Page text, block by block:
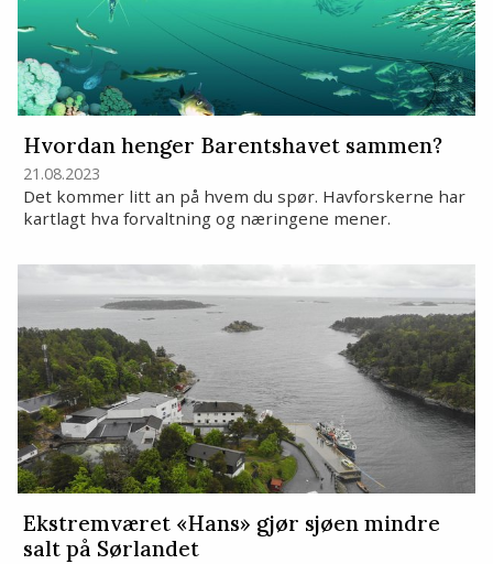
Hvordan henger Barentshavet sammen?
21.08.2023
Det kommer litt an på hvem du spør. Havforskerne har
kartlagt hva forvaltning og næringene mener.
Ekstremværet «Hans» gjør sjøen mindre
salt på Sørlandet